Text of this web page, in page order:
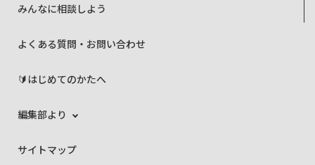
みんなに相談しよう
よくある質問・お問い合わせ
🔰はじめてのかたへ
編集部より
サイトマップ